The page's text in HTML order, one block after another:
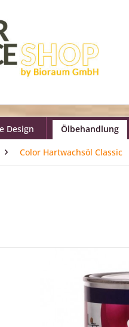
Design Ölbehandlung
Color Hartwachsöl Classic